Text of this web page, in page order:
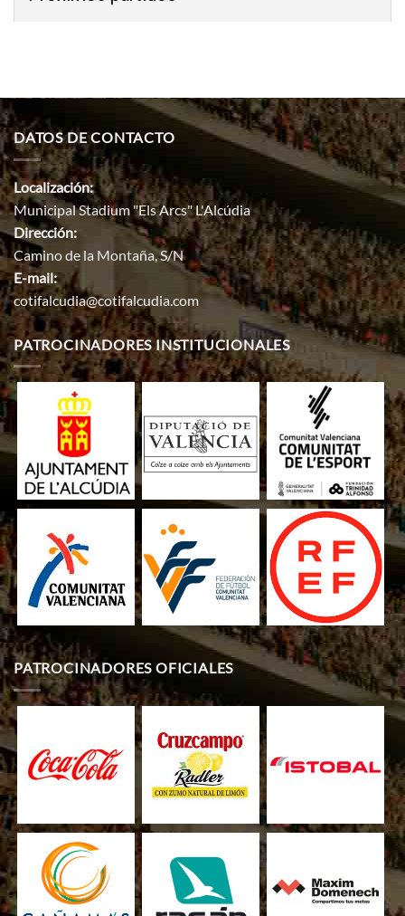
DATOS DE CONTACTO
Localización:
Municipal Stadium "Els Arcs" L'Alcúdia
Dirección:
Camino de la Montaña, S/N
E-mail:
cotifalcudia@cotifalcudia.com
PATROCINADORES INSTITUCIONALES
PATROCINADORES OFICIALES